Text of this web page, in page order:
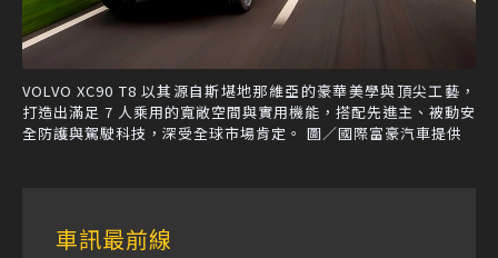
VOLVO XC90 T8 以其源自斯堪地那維亞的豪華美學與頂尖工藝，
打造出滿足 7 人乘用的寬敞空間與實用機能，搭配先進主、被動安
全防護與駕駛科技，深受全球市場肯定。 圖／國際富豪汽車提供
車訊最前線